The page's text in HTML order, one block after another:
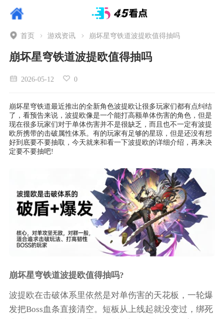
首页 游戏资讯 崩坏星穹铁道波提欧值得抽吗
崩坏星穹铁道波提欧值得抽吗
2026-05-12 0
崩坏星穹铁道最近推出的全新角色波提欧让很多玩家们都有点纠结
了，看预告来说，波提欧像是一个能打高额单体伤害的角色，但是
现在很多玩家们对于单体伤害并不是很缺乏，而且也不一定有波提
欧所携带的击破属性体系。有的玩家有足够的星琼，但是还没有想
好到底要不要抽取，今天就来和看一下波提欧的详细介绍，再来决
定要不要抽吧!
崩坏星穹铁道波提欧值得抽吗?
波提欧在击破体系里依然是对单伤害的天花板，一轮爆
发把Boss血条直接清空。短板从上线起就没变过，绑死